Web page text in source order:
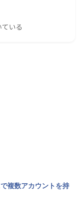
いる
複数アカウントを持